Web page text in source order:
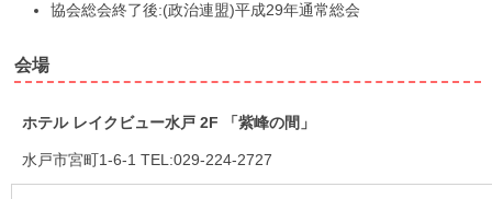
協会総会終了後:(政治連盟)平成29年通常総会
会場
ホテル レイクビュー水戸 2F 「紫峰の間」
水戸市宮町1-6-1 TEL:029-224-2727